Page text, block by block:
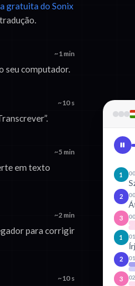
gratuita do Sonix
~1 min
seu computador.
~10 s
~5 min
em texto
~2 min
para corrigir
~10 s
1
2
3
1
2
3